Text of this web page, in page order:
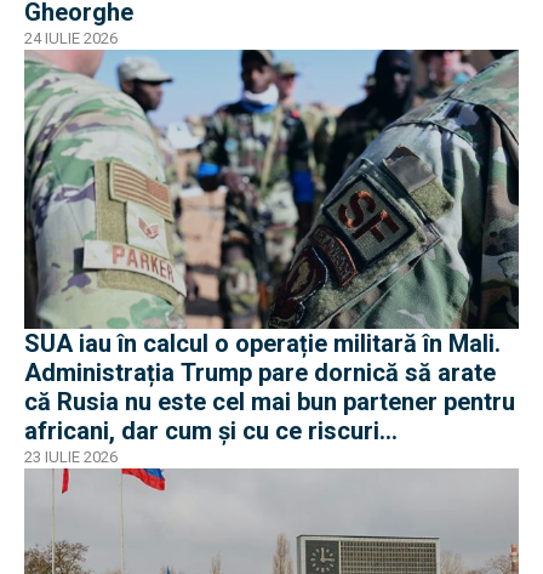
Gheorghe
24 IULIE 2026
SUA iau în calcul o operație militară în Mali.
Administrația Trump pare dornică să arate
că Rusia nu este cel mai bun partener pentru
africani, dar cum și cu ce riscuri
operaționale?
23 IULIE 2026